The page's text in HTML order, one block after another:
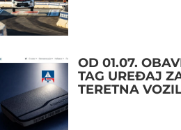
OD 01.07.
TAG UREĐAJ
TERETNA